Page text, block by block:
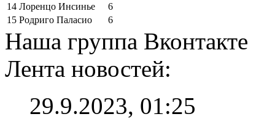
14 Лоренцо Инсинье
6
15 Родриго Паласио 6
Наша группа Вконтакте
Лента новостей:
29.9.2023, 01:25